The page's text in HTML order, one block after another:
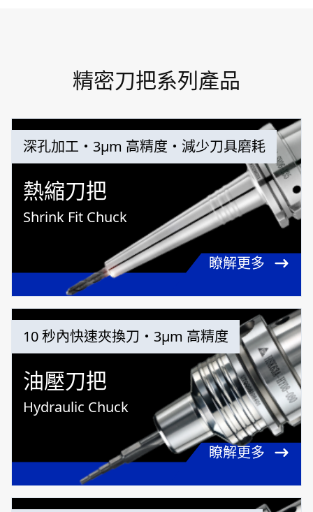
精密刀把系列產品
深孔加工・3μm 高精度・減少刀具磨耗
熱縮刀把
Shrink Fit Chuck
瞭解更多
10 秒內快速夾換刀・3μm 高精度
油壓刀把
Hydraulic Chuck
瞭解更多